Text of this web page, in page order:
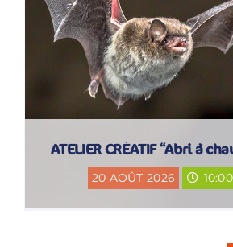
ATELIER CRÉATIF “Abri à
20 AOÛT 2026